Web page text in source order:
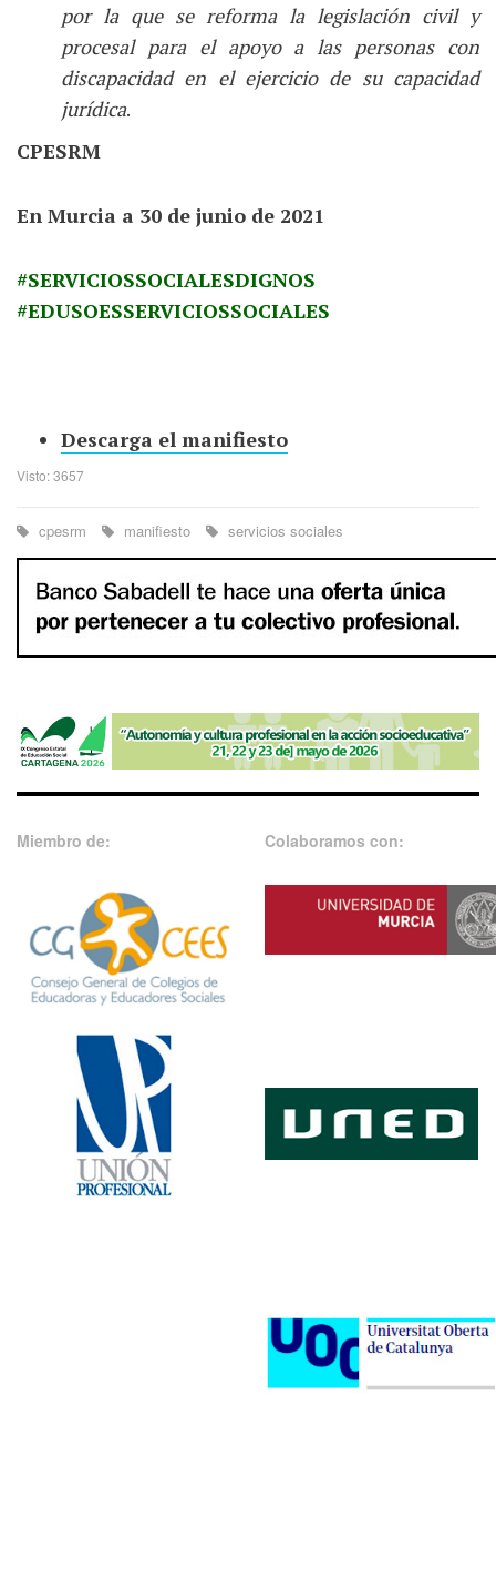
por la que se reforma la legislación civil y
procesal para el apoyo a las personas con
discapacidad en el ejercicio de su capacidad
jurídica.
CPESRM
En Murcia a 30 de junio de 2021
#SERVICIOSSOCIALESDIGNOS
#EDUSOESSERVICIOSSOCIALES
Descarga el manifiesto
Visto: 3657
cpesrm manifiesto servicios sociales
Miembro de: Colaboramos con: